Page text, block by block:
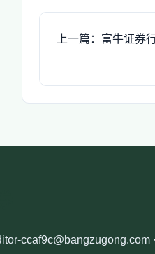
上一篇：富牛证券
ccaf9c@bangzugong.com